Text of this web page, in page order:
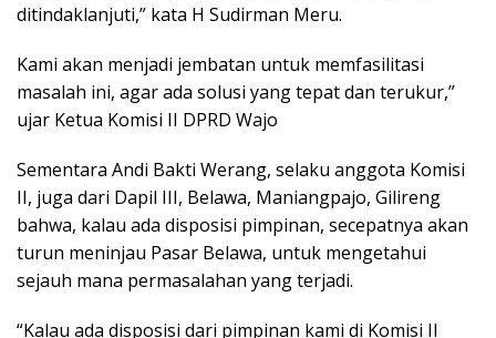
ditindaklanjuti,” kata H Sudirman Meru.
Kami akan menjadi jembatan untuk memfasilitasi
masalah ini, agar ada solusi yang tepat dan terukur,”
ujar Ketua Komisi II DPRD Wajo
Sementara Andi Bakti Werang, selaku anggota Komisi
II, juga dari Dapil III, Belawa, Maniangpajo, Gilireng
bahwa, kalau ada disposisi pimpinan, secepatnya akan
turun meninjau Pasar Belawa, untuk mengetahui
sejauh mana permasalahan yang terjadi.
“Kalau ada disposisi dari pimpinan kami di Komisi II